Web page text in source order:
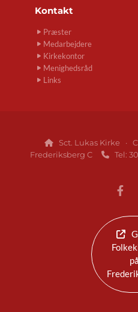
Kontakt
Præster
Medarbejdere
Kirkekontor
Menighedsråd
Links

Sct. Lukas Kirke ·
Frederiksberg C
 Tel:
på